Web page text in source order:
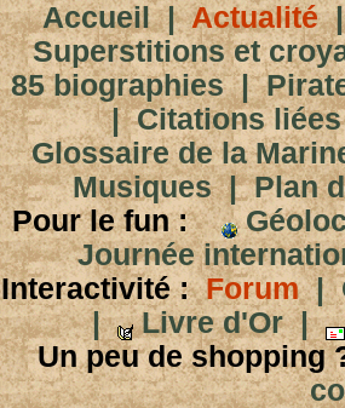
Accueil|Actualité
Superstitions et
85 biographies|
|Citations
Glossaire de la
Musiques|Plan
Pour le fun :
Journée
Interactivité : Forum|
|
Livre d'Or|
Un peu de shopping